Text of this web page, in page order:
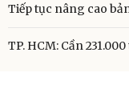
Tiếp tục nâng cao
TP. HCM: Cần